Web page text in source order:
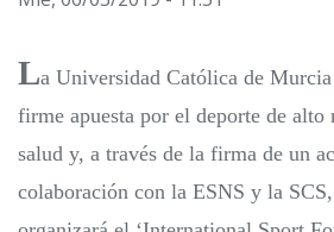
La Universidad Católica de
firme apuesta por el deporte de
salud y, a través de la firma de un
colaboración con la ESNS y la